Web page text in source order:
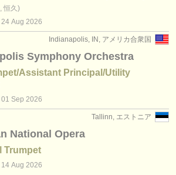
恒久)
24 Aug 2026
Indianapolis, IN, アメリカ合衆国
Symphony Orchestra
Assistant Principal/Utility
01 Sep 2026
Tallinn, エストニア
National Opera
Trumpet
14 Aug 2026